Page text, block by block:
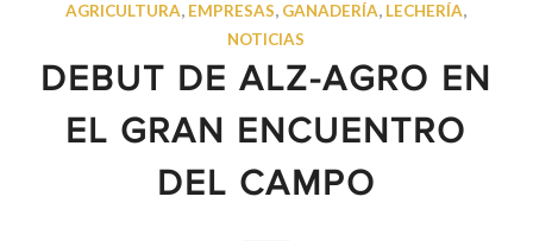
AGRICULTURA, EMPRESAS, GANADERÍA, LECHERÍA,
NOTICIAS
DEBUT DE ALZ-AGRO EN
EL GRAN ENCUENTRO
DEL CAMPO